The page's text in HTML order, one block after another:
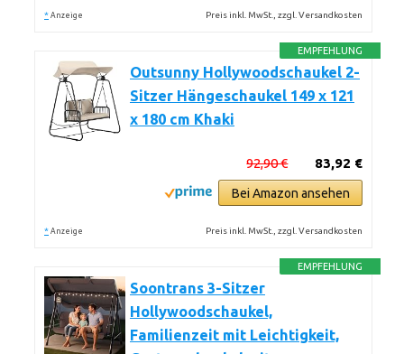
* Anzeige Preis inkl. MwSt., zzgl. Versandkosten
EMPFEHLUNG
Outsunny Hollywoodschaukel 2-
Sitzer Hängeschaukel 149 x 121
x 180 cm Khaki
83,92 €
92,90 €
Bei Amazon ansehen
* Anzeige Preis inkl. MwSt., zzgl. Versandkosten
EMPFEHLUNG
Soontrans 3-Sitzer
Hollywoodschaukel,
Familienzeit mit Leichtigkeit,